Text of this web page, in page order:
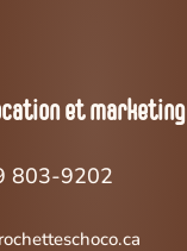
et marketing
803-9202